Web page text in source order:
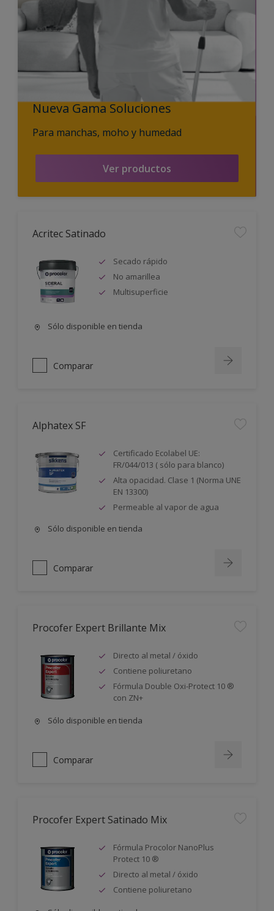
Nueva Gama Soluciones
Para manchas, moho y humedad
Ver productos
Acritec Satinado
Secado rápido
No amarillea
Multisuperficie
Sólo disponible en tienda
Comparar
Alphatex SF
Certificado Ecolabel UE:
FR/044/013 ( sólo para blanco)
Alta opacidad. Clase 1 (Norma UNE
EN 13300)
Permeable al vapor de agua
Sólo disponible en tienda
Comparar
Procofer Expert Brillante Mix
Directo al metal / óxido
Contiene poliuretano
Fórmula Double Oxi-Protect 10 ®
con ZN+
Sólo disponible en tienda
Comparar
Procofer Expert Satinado Mix
Fórmula Procolor NanoPlus
Protect 10 ®
Directo al metal / óxido
Contiene poliuretano